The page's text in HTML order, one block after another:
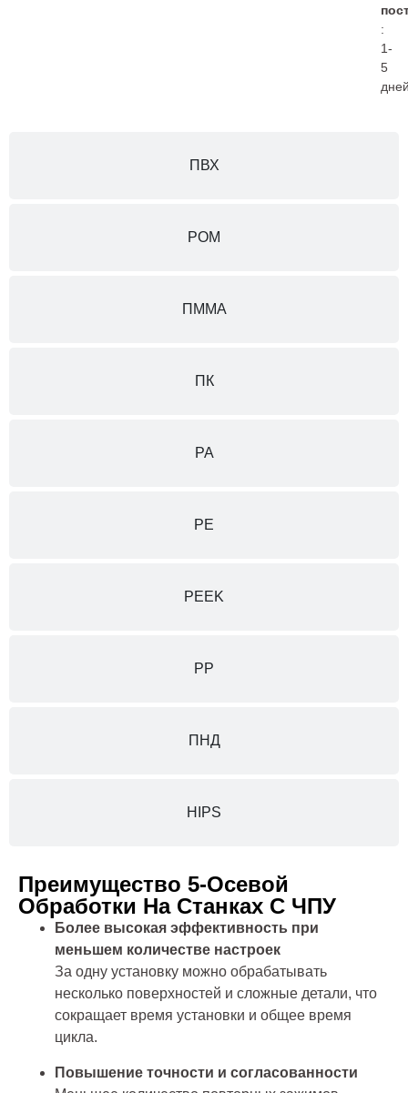
ПВХ
POM
ПММА
ПК
PA
PE
PEEK
PP
ПНД
HIPS
:
1-
5
Преимущество 5-Осевой
Обработки На Станках С ЧПУ
Более высокая эффективность при
меньшем количестве настроек
За одну установку можно обрабатывать
несколько поверхностей и сложные детали, что
сокращает время установки и общее время
цикла.
Повышение точности и согласованности